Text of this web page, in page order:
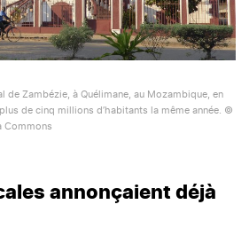
de Zambézie, à Quélimane, au Mozambique, en
de cinq millions d’habitants la même année. ©
Commons
annonçaient déjà